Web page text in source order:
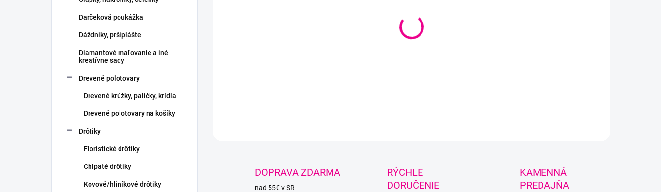
Darčeková poukážka
Dáždniky, pršiplášte
Diamantové maľovanie a iné
kreatívne sady
Drevené polotovary
Drevené krúžky, paličky, krídla
Drevené polotovary na košíky
Drôtiky
Floristické drôtiky
Chlpaté drôtiky
Kovové/hliníkové drôtiky
DOPRAVA ZDARMA
nad 55€ v SR
RÝCHLE
DORUČENIE
KAMENNÁ
PREDAJŇA